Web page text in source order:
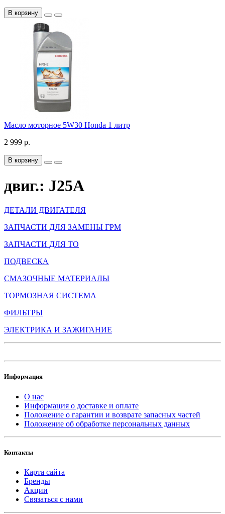
В корзину
Масло моторное 5W30 Honda 1 литр
2 999 р.
В корзину
двиг.: J25A
ДЕТАЛИ ДВИГАТЕЛЯ
ЗАПЧАСТИ ДЛЯ ЗАМЕНЫ ГРМ
ЗАПЧАСТИ ДЛЯ ТО
ПОДВЕСКА
СМАЗОЧНЫЕ МАТЕРИАЛЫ
ТОРМОЗНАЯ СИСТЕМА
ФИЛЬТРЫ
ЭЛЕКТРИКА И ЗАЖИГАНИЕ
Информация
О нас
Информация о доставке и оплате
Положение о гарантии и возврате запасных частей
Положение об обработке персональных данных
Контакты
Карта сайта
Бренды
Акции
Связаться с нами